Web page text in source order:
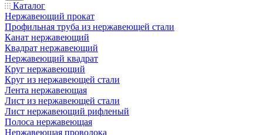
Каталог
Нержавеющий прокат
Профильная труба из нержавеющей стали
Канат нержавеющий
Квадрат нержавеющий
Нержавеющий квадрат
Круг нержавеющий
Круг из нержавеющей стали
Лента нержавеющая
Лист из нержавеющей стали
Лист нержавеющий рифленый
Полоса нержавеющая
Нержавеющая проволока